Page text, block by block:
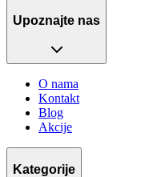
Upoznajte nas
O nama
Kontakt
Blog
Akcije
Kategorije